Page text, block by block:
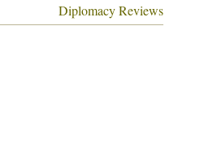
Diplomacy Reviews